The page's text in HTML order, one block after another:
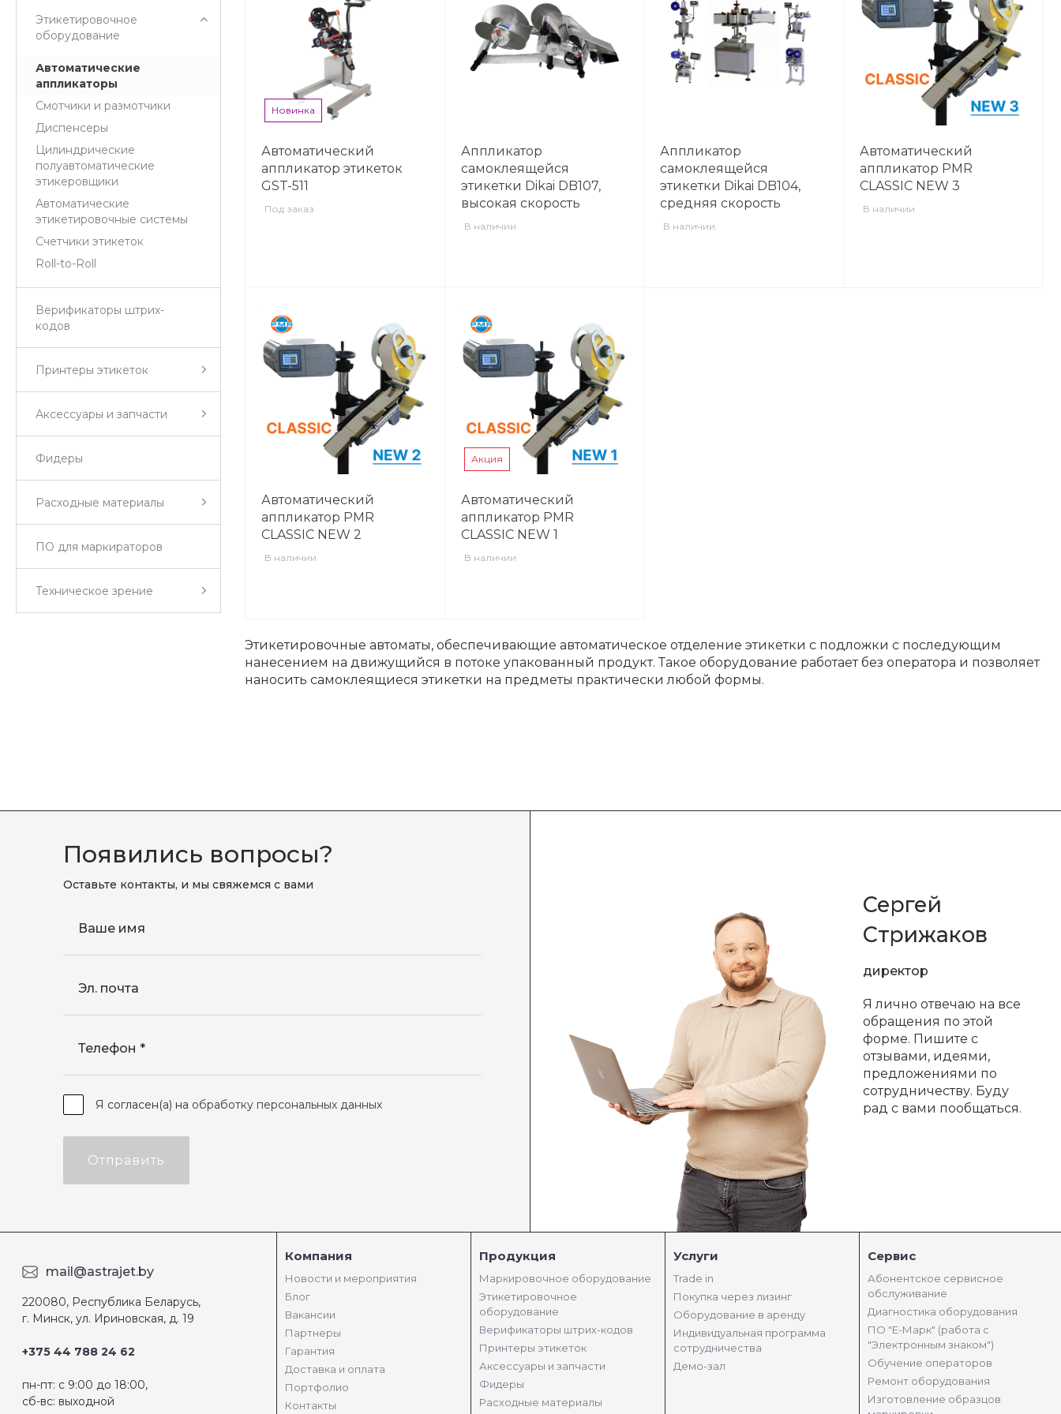
Этикетировочное
оборудование
Автоматические
аппликаторы
Смотчики и размотчики
Диспенсеры
Цилиндрические
полуавтоматические
этикеровщики
Автоматические
этикетировочные системы
Счетчики этикеток
Roll-to-Roll
Верификаторы штрих-
кодов
Принтеры этикеток
Аксессуары и запчасти
Фидеры
Расходные материалы
ПО для маркираторов
Техническое зрение
Новинка
Автоматический
аппликатор этикеток
GST-511
Под заказ
Аппликатор
самоклеящейся
этикетки Dikai DB107,
высокая скорость
В наличии
Аппликатор
самоклеящейся
этикетки Dikai DB104,
средняя скорость
В наличии
Автоматический
аппликатор PMR
CLASSIC NEW 3
В наличии
Автоматический
аппликатор PMR
CLASSIC NEW 2
В наличии
Акция
Автоматический
аппликатор PMR
CLASSIC NEW 1
В наличии
Этикетировочные автоматы, обеспечивающие автоматическое отделение этикетки с подложки с последующим
нанесением на движущийся в потоке упакованный продукт. Такое оборудование работает без оператора и позволяет
наносить самоклеящиеся этикетки на предметы практически любой формы.
Появились вопросы?
Оставьте контакты, и мы свяжемся с вами
Ваше имя
Эл. почта
Телефон
Я согласен(а) на обработку персональных данных
Отправить
Сергей
Стрижаков
директор
Я лично отвечаю на все
обращения по этой
форме. Пишите с
отзывами, идеями,
предложениями по
сотрудничеству. Буду
рад с вами пообщаться.
mail@astrajet.by
220080, Республика Беларусь,
г. Минск, ул. Ириновская, д. 19
+375 44 788 24 62
пн-пт: с 9:00 до 18:00,
сб-вс: выходной
Компания
Новости и мероприятия
Блог
Вакансии
Партнеры
Гарантия
Доставка и оплата
Портфолио
Контакты
Продукция
Маркировочное оборудование
Этикетировочное
оборудование
Верификаторы штрих-кодов
Принтеры этикеток
Аксессуары и запчасти
Фидеры
Расходные материалы
Услуги
Trade in
Покупка через лизинг
Оборудование в аренду
Индивидуальная программа
сотрудничества
Демо-зал
Сервис
Абонентское сервисное
обслуживание
Диагностика оборудования
ПО "Е-Марк" (работа с
"Электронным знаком")
Обучение операторов
Ремонт оборудования
Изготовление образцов